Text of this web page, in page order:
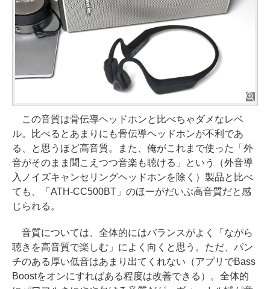
この音質は骨伝導ヘッドホンと比べちゃダメなレベ
ル。比べるとあまりにも骨伝導ヘッドホンが不利であ
る、と思うほど高音質。また、俺がこれまで使った「外
音がそのまま聞こえつつ音楽も聴ける」という（外音導
入ノイズキャンセリングヘッドホンを除く）製品と比べ
ても、「ATH-CC500BT」のほーがだいぶ高音質だと感
じられる。
音質については、全体的にはバランスがよく「ながら
聴きを高音質で楽しむ」によく向くと思う。ただ、パン
チのある厚い低音はあまり出てくれない（アプリでBass
Boostをオンにすればある程度は改善できる）。全体的